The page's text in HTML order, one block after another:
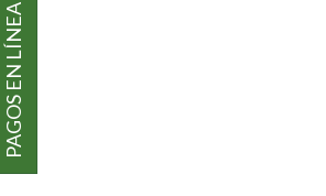
PAGOS EN LÍNEA